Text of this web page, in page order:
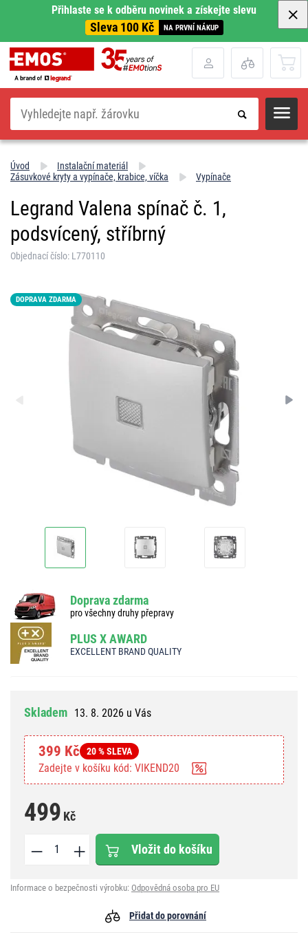
Přihlaste se k odběru novinek a získejte slevu
Sleva 100 Kč NA PRVNÍ NÁKUP
Hledat
Úvod
Instalační materiál
Zásuvkové kryty a vypínače, krabice, víčka
Vypínače
Legrand Valena spínač č. 1,
podsvícený, stříbrný
Objednací číslo: L770110
DOPRAVA ZDARMA
Doprava zdarma
pro všechny druhy přepravy
PLUS X AWARD
EXCELLENT BRAND QUALITY
Skladem 13. 8. 2026 u Vás
399 Kč 20 % SLEVA
Zadejte v košíku kód: VIKEND20
499 Kč
Vložit do košíku
Informace o bezpečnosti výrobku: Odpovědná osoba pro EU
Přidat do porovnání